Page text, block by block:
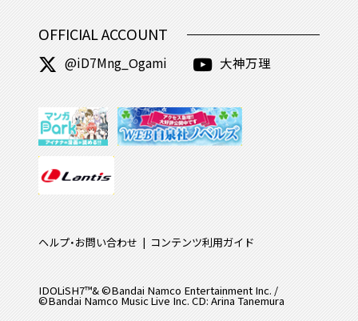
OFFICIAL ACCOUNT
@iD7Mng_Ogami 大神万理
ヘルプ・お問い合わせ コンテンツ利用ガイド
IDOLiSH7™& ©Bandai Namco Entertainment Inc. /
©Bandai Namco Music Live Inc. CD: Arina Tanemura